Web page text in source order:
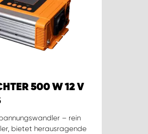
500 W 12 V
– rein
bietet herausragende